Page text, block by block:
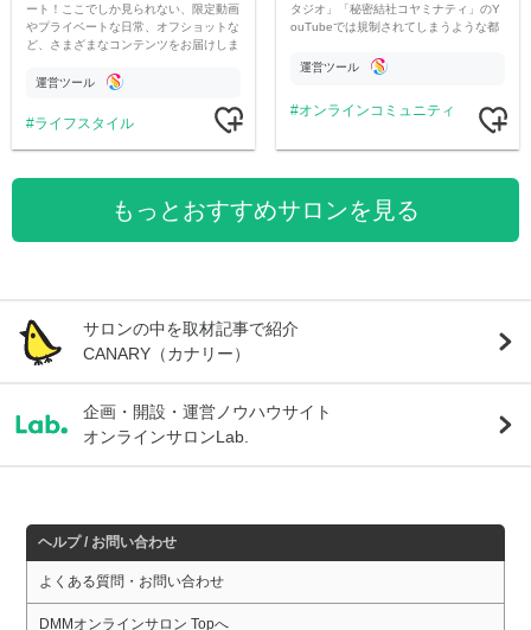
ート！ここでしか見られない、限定動画
やプライベートな日常、オフショットな
ど、さまざまなコンテンツをお届けしま
運営ツール
ライフスタイル
タジオ」「秘密結社コヤミナティ」のY
ouTubeでは規制されてしまうような都
公開。
運営ツール
オンラインコミュニティ
もっとおすすめサロンを見る
サロンの中を取材記事で紹介
CANARY（カナリー）
企画・開設・運営ノウハウサイト
オンラインサロンLab.
ヘルプ / お問い合わせ
よくある質問・お問い合わせ
DMMオンラインサロン Topへ